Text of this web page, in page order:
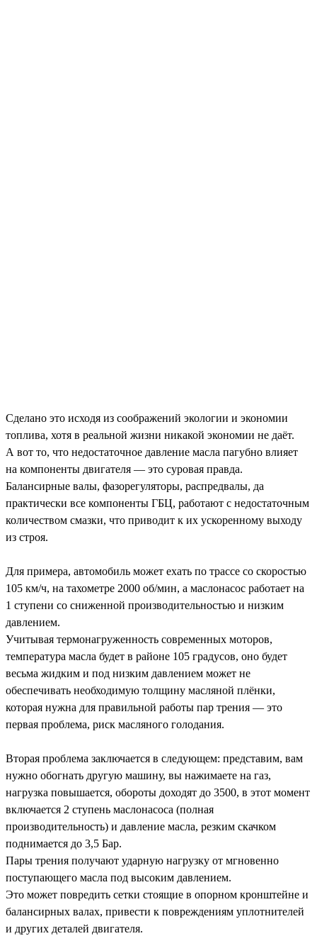
Сделано это исходя из соображений экологии и экономии
топлива, хотя в реальной жизни никакой экономии не даёт.
А вот то, что недостаточное давление масла пагубно влияет
на компоненты двигателя — это суровая правда.
Балансирные валы, фазорегуляторы, распредвалы, да
практически все компоненты ГБЦ, работают с недостаточным
количеством смазки, что приводит к их ускоренному выходу
из строя.
Для примера, автомобиль может ехать по трассе со скоростью
105 км/ч, на тахометре 2000 об/мин, а маслонасос работает на
1 ступени со сниженной производительностью и низким
давлением.
Учитывая термонагруженность современных моторов,
температура масла будет в районе 105 градусов, оно будет
весьма жидким и под низким давлением может не
обеспечивать необходимую толщину масляной плёнки,
которая нужна для правильной работы пар трения — это
первая проблема, риск масляного голодания.
Вторая проблема заключается в следующем: представим, вам
нужно обогнать другую машину, вы нажимаете на газ,
нагрузка повышается, обороты доходят до 3500, в этот момент
включается 2 ступень маслонасоса (полная
производительность) и давление масла, резким скачком
поднимается до 3,5 Бар.
Пары трения получают ударную нагрузку от мгновенно
поступающего масла под высоким давлением.
Это может повредить сетки стоящие в опорном кронштейне и
балансирных валах, привести к повреждениям уплотнителей
и других деталей двигателя.